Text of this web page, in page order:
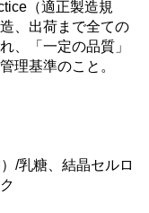
（適正製造規
、出荷まで全ての
、「一定の品質」
理基準のこと。
/乳糖、結晶セルロ
ク